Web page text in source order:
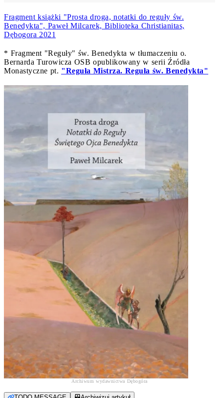
Fragment książki "Prosta droga, notatki do reguły św.
Benedykta", Paweł Milcarek, Biblioteka Christianitas,
Dębogora 2021
* Fragment "Reguły" św. Benedykta w tłumaczeniu o.
Bernarda Turowicza OSB opublikowany w serii Źródła
Monastyczne pt. "Reguła Mistrza. Reguła św. Benedykta"
Archiwum wydawnictwa Dębogóra